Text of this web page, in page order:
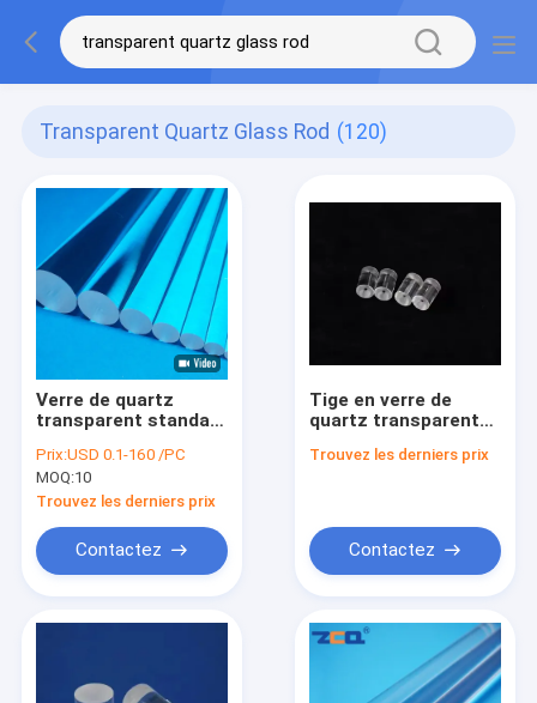
Transparent Quartz Glass Rod (120)
Verre de quartz
transparent standard
Diameter 5mm 8mm
10mm
Prix:USD 0.1-160 /PC
MOQ:10
Trouvez les derniers prix
Contactez
Tige en verre de
quartz transparent
résultats précis
Trouvez les derniers prix
Contactez